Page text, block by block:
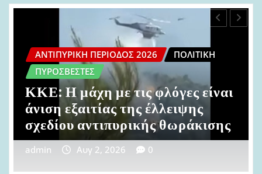
ΠΟΛΙΤΙΚΉ
Βοιωτία: Από σπινθήρες από
ανεμογεννήτριες ξεκίνησε η
πυρκαγιά
admin Αυγ 2, 2026 0